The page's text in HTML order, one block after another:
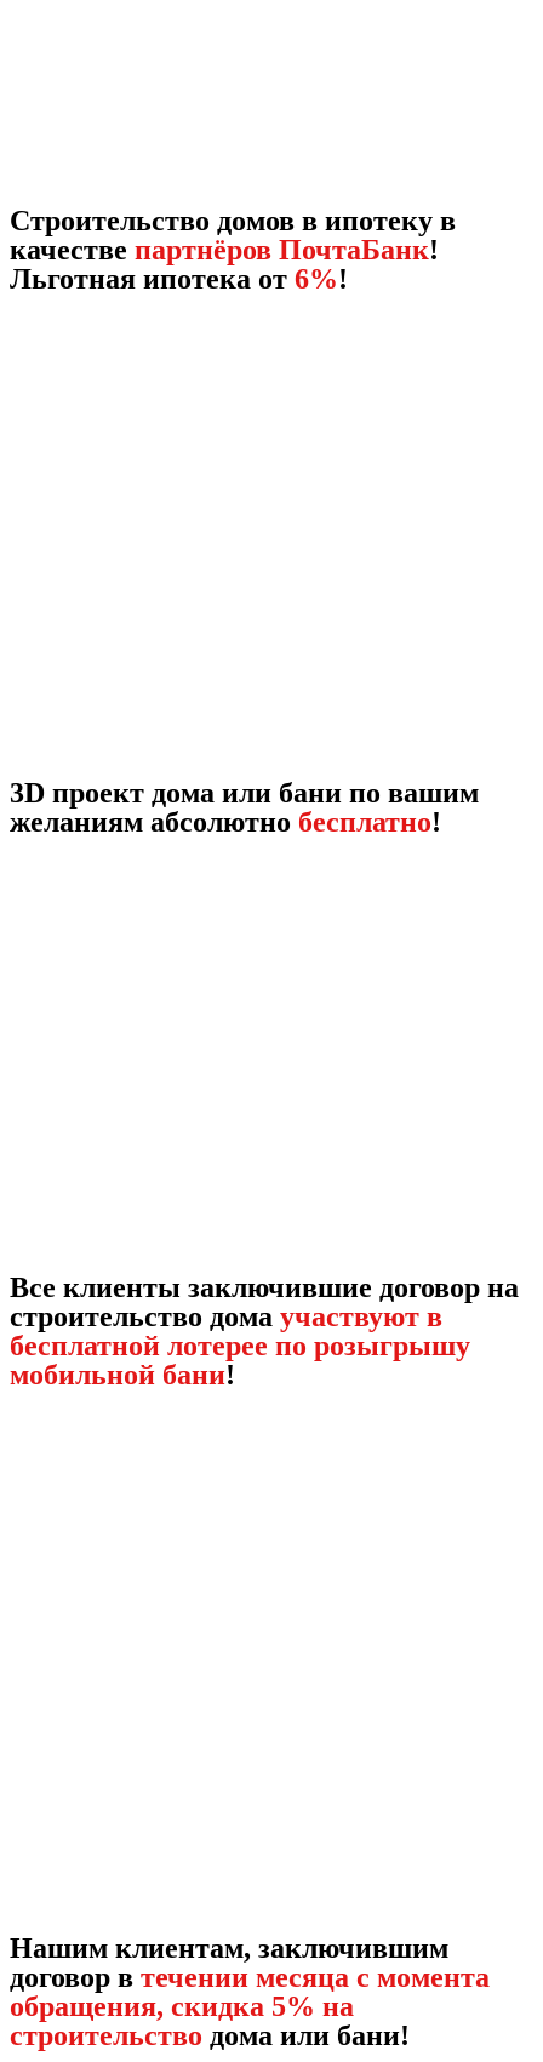
Строительство домов в ипотеку в
качестве партнёров ПочтаБанк!
Льготная ипотека от 6%!
3D проект дома или бани по вашим
желаниям абсолютно бесплатно!
Все клиенты заключившие договор на
строительство дома участвуют в
бесплатной лотерее по розыгрышу
мобильной бани!
Нашим клиентам, заключившим
договор в течении месяца с момента
обращения, скидка 5% на
строительство дома или бани!